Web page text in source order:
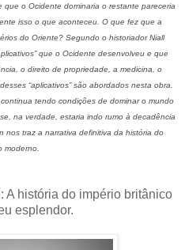
o Ocidente dominaria o restante pareceria
isso o que aconteceu. O que fez que a
do Oriente? Segundo o historiador Niall
que o Ocidente desenvolveu e que
o direito de propriedade, a medicina, o
“aplicativos” são abordados nesta obra.
tendo condições de dominar o mundo
na verdade, estaria indo rumo à decadência
nos traz a narrativa definitiva da história do
moderno.
A história do império britânico
esplendor.